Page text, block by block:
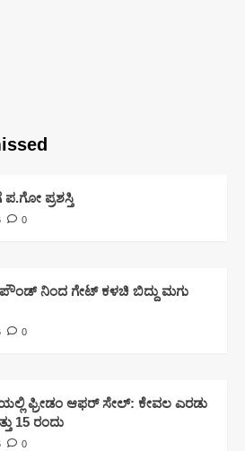
ಪ.ಗೋ ಪ್ರಶಸ್ತಿ
0
ನಿಂದ ಗೇಟ್ ಕಳಚಿ ಬಿದ್ದು ಮಗು
0
ಫ್ರೀಡಂ ಆಫರ್ ಸೇಲ್: ಕೇವಲ ಎರಡು
15 ರಂದು
0